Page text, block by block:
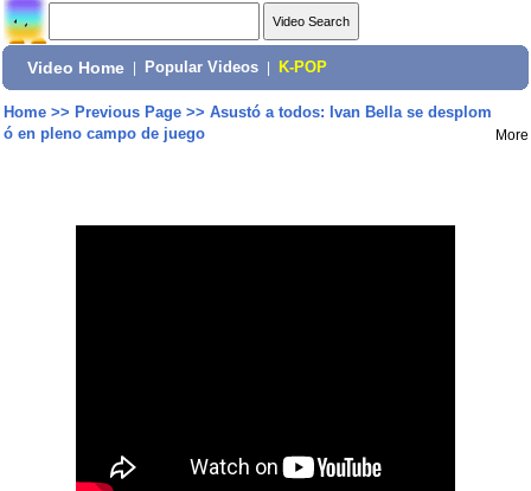
Video Home Popular Videos K-POP
Home>> Previous Page>> Asustó a todos: Ivan Bella se desplom
ó en pleno campo de juego
More